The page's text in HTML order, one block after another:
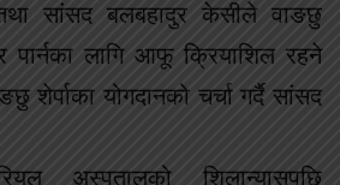
तथा सांसद बलबहादुर केसीले वाङछु
पार्नका लागि आफू क्रियाशिल रहने
शेर्पाका योगदानको चर्चा गर्दै सांसद
अस्पतालको शिलान्यासपछि